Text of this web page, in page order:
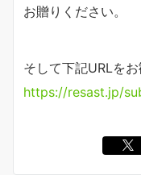
お贈りください。
そして下記URLをお
https://resast.jp/